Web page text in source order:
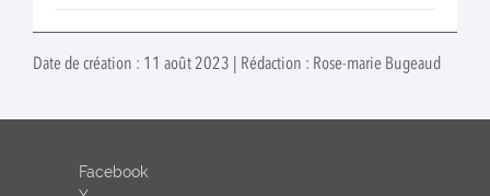
Date de création : 11 août 2023 | Rédaction : Rose-marie Bugeaud
Facebook